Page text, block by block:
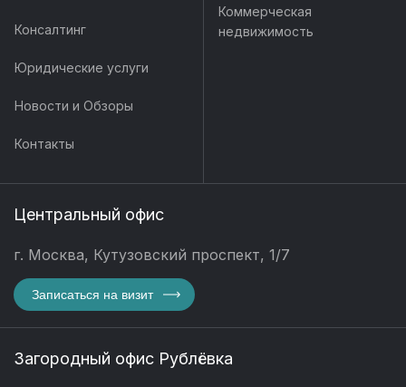
Консалтинг
Юридические услуги
Новости и Обзоры
Контакты
Коммерческая
недвижимость
Центральный офис
г. Москва, Кутузовский проспект, 1/7
Записаться на визит
Загородный офис Рублёвка